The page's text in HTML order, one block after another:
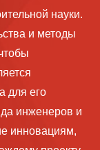
науки.
и методы
для его
инженеров и
инновациям,